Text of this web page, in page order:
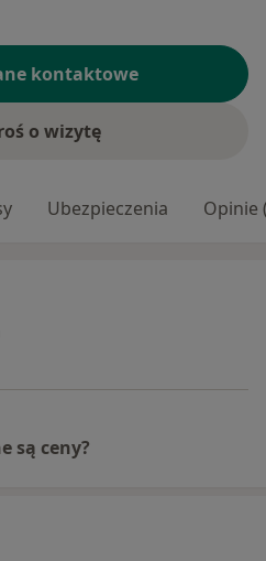
kontaktowe
o wizytę
Ubezpieczenia Opinie
są ceny?